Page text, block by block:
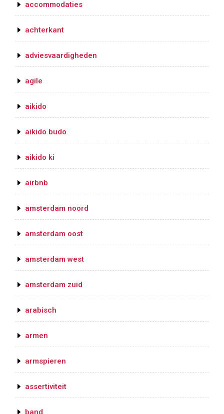
accommodaties
achterkant
adviesvaardigheden
agile
aikido
aikido budo
aikido ki
airbnb
amsterdam noord
amsterdam oost
amsterdam west
amsterdam zuid
arabisch
armen
armspieren
assertiviteit